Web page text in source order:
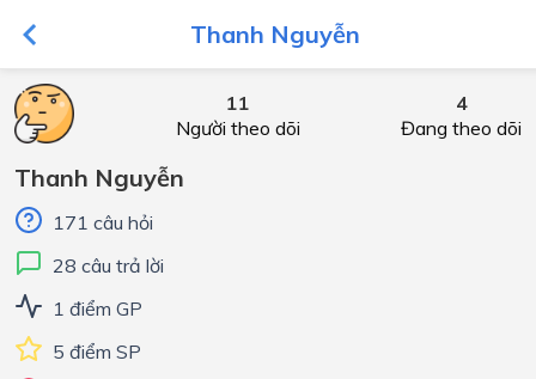
Thanh Nguyễn
11
Người theo dõi
4
Đang theo dõi
Thanh Nguyễn
171 câu hỏi
28 câu trả lời
1 điểm GP
5 điểm SP